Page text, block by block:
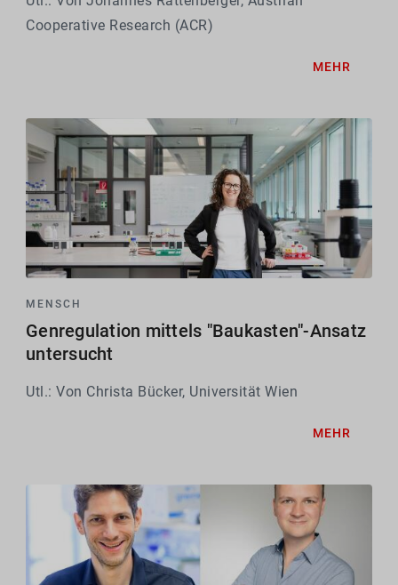
Cooperative Research (ACR)
MEHR
MENSCH
Genregulation mittels "Baukasten"-Ansatz
untersucht
Utl.: Von Christa Bücker, Universität Wien
MEHR